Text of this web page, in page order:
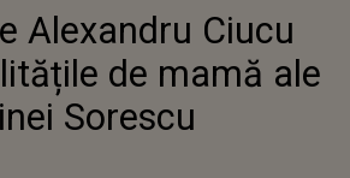
DESPRE CALITĂȚILE DE MAMĂ
ALE ALINEI SORESCU
Alexandru Ciucu
de mamă ale
Sorescu